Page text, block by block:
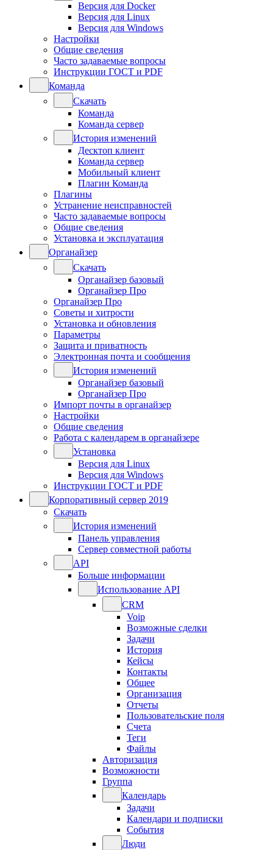
Версия для Docker
Версия для Linux
Версия для Windows
Настройки
Общие сведения
Часто задаваемые вопросы
Инструкции ГОСТ и PDF
Команда
Скачать
Команда
Команда сервер
История изменений
Десктоп клиент
Команда сервер
Мобильный клиент
Плагин Команда
Плагины
Устранение неисправностей
Часто задаваемые вопросы
Общие сведения
Установка и эксплуатация
Органайзер
Скачать
Органайзер базовый
Органайзер Про
Органайзер Про
Советы и хитрости
Установка и обновления
Параметры
Защита и приватность
Электронная почта и сообщения
История изменений
Органайзер базовый
Органайзер Про
Импорт почты в органайзер
Настройки
Общие сведения
Работа с календарем в органайзере
Установка
Версия для Linux
Версия для Windows
Инструкции ГОСТ и PDF
Корпоративный сервер 2019
Скачать
История изменений
Панель управления
Сервер совместной работы
API
Больше информации
Использование API
CRM
Voip
Возможные сделки
Задачи
История
Кейсы
Контакты
Общее
Организация
Отчеты
Пользовательские поля
Счета
Теги
Файлы
Авторизация
Возможности
Группа
Календарь
Задачи
Календари и подписки
События
Люди